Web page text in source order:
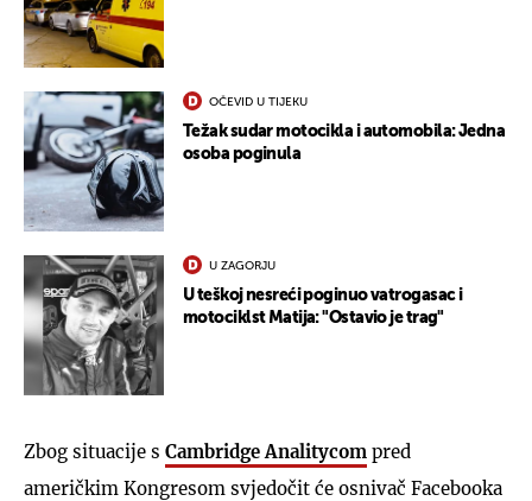
OČEVID U TIJEKU
Težak sudar motocikla i automobila: Jedna
osoba poginula
U ZAGORJU
U teškoj nesreći poginuo vatrogasac i
motociklst Matija: "Ostavio je trag"
Zbog situacije s Cambridge Analitycom pred
američkim Kongresom svjedočit će osnivač Facebooka